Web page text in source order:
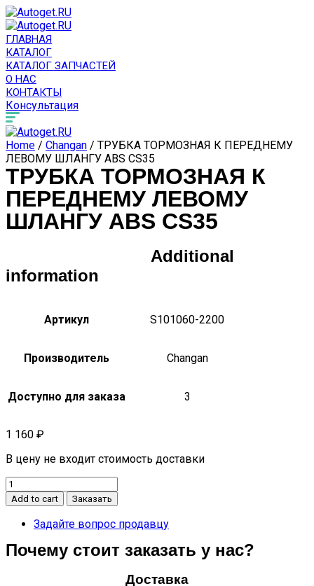
ГЛАВНАЯ
КАТАЛОГ
КАТАЛОГ ЗАПЧАСТЕЙ
О НАС
КОНТАКТЫ
Консультация
Home / Changan / ТРУБКА ТОРМОЗНАЯ К ПЕРЕДНЕМУ
ЛЕВОМУ ШЛАНГУ ABS CS35
ТРУБКА ТОРМОЗНАЯ К
ПЕРЕДНЕМУ ЛЕВОМУ
ШЛАНГУ ABS CS35
Additional
information
Артикул S101060-2200
Производитель Changan
Доступно для заказа 3
1 160 ₽
В цену не входит стоимость доставки
ТРУБКА
ТОРМОЗНАЯ
К
ПЕРЕДНЕМУ
ШЛАНГУ
Add to cart Заказать
Задайте вопрос продавцу
Почему стоит заказать у нас?
Доставка